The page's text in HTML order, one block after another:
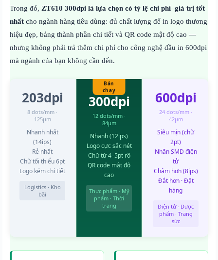
Trong đó, ZT610 300dpi là lựa chọn có tỷ lệ chi phí–giá trị tốt
nhất cho ngành hàng tiêu dùng: đủ chất lượng để in logo thương
hiệu đẹp, bảng thành phần chi tiết và QR code mật độ cao —
nhưng không phải trả thêm chi phí cho công nghệ đầu in 600dpi
mà ngành của bạn không cần đến.
203dpi
8 dots/mm ·
125μm
Nhanh nhất
(14ips)
Rẻ nhất
Chữ tối thiểu 6pt
Logo kém chi tiết
Logistics · Kho
bãi
Bán
chạy
300dpi
12 dots/mm ·
84μm
Nhanh (12ips)
Logo cực sắc nét
Chữ từ 4–5pt rõ
QR code mật độ
cao
Thực phẩm · Mỹ
phẩm · Thời
trang
600dpi
24 dots/mm ·
42μm
Siêu mịn (chữ
2pt)
Nhãn SMD điện
tử
Chậm hơn (8ips)
Đắt hơn · Đặt
hàng
Điện tử · Dược
phẩm · Trang
sức